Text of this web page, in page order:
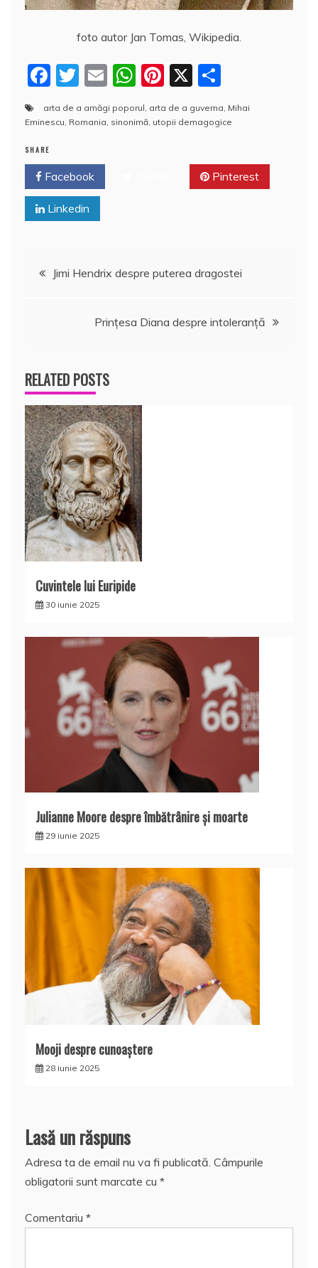
foto autor Jan Tomas, Wikipedia.
F
a
c
b
o
o
T
w
itt
E
m
ai
W
h
at
Pi
nt
er
X
a
rt
e
a
arta de a amăgi poporul arta de a guverna Mihai
Eminescu Romania sinonimă utopii demagogice
SHARE
Facebook Pinterest
Linkedin
Navigare
Jimi Hendrix despre puterea dragostei
Prințesa Diana despre intoleranță
RELATED POSTS
Cuvintele lui Euripide
30 iunie 2025
Julianne Moore despre îmbătrânire și moarte
29 iunie 2025
Mooji despre cunoaştere
28 iunie 2025
Lasă un răspuns
Adresa ta de email nu va fi publicată. Câmpurile
obligatorii sunt marcate cu *
Comentariu *